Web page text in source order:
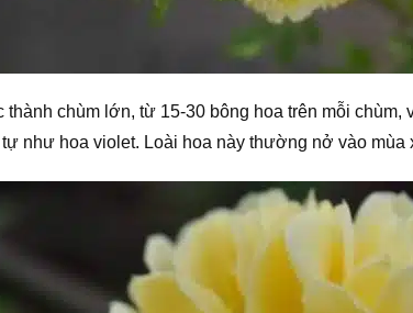
chùm lớn, từ 15-30 bông hoa trên mỗi
như hoa violet. Loài hoa này thường nở vào mùa